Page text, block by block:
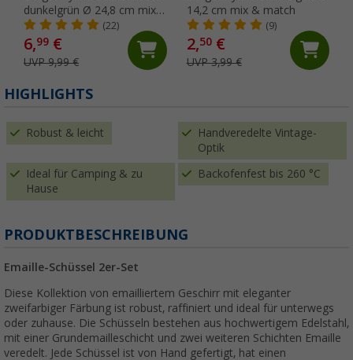
dunkelgrün Ø 24,8 cm mix
& match
(22)
6,99 €
UVP 9,99 €
14,2 cm mix & match
(9)
2,50€
UVP 3,99 €
HIGHLIGHTS
Robust & leicht
Handveredelte Vintage-
Optik
Ideal für Camping & zu
Hause
Backofenfest bis 260 °C
PRODUKTBESCHREIBUNG
Emaille-Schüssel 2er-Set
Diese Kollektion von emailliertem Geschirr mit eleganter
zweifarbiger Färbung ist robust, raffiniert und ideal für unterwegs
oder zuhause. Die Schüsseln bestehen aus hochwertigem Edelstahl,
mit einer Grundemailleschicht und zwei weiteren Schichten Emaille
veredelt. Jede Schüssel ist von Hand gefertigt, hat einen